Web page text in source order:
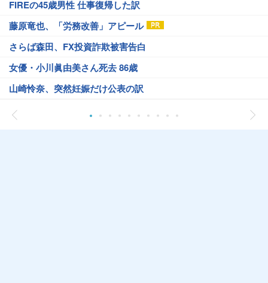
FIREの45歳男性 仕事復帰した訳
藤原竜也、「労務改善」アピール
さらば森田、FX投資詐欺被害告白
女優・小川眞由美さん死去 86歳
山崎怜奈、突然妊娠だけ公表の訳